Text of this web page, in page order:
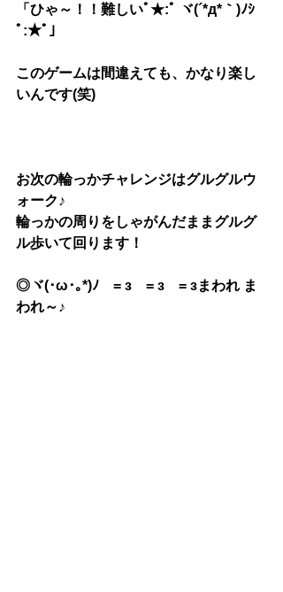
「ひゃ～！！難しいﾟ★:ﾟ ヾ(´*д*｀)ﾉｼ
ﾟ:★ﾟ」
このゲームは間違えても、かなり楽し
いんです(笑)
お次の輪っかチャレンジはグルグルウ
ォーク♪
輪っかの周りをしゃがんだままグルグ
ル歩いて回ります！
◎ヾ(･ω･｡*)ﾉ　= з　= з　= зまわれ ま
われ～♪